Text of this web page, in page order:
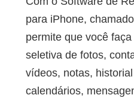
para iPhone,
permite que você
seletiva de fotos,
vídeos, notas,
calendários,